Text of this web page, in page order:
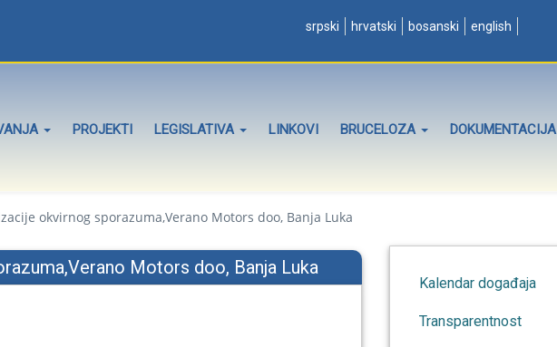
srpski hrvatski bosanski english
PROJEKTI LEGISLATIVA LINKOVI BRUCELOZA DOKUMENTACIJA
okvirnog sporazuma,Verano Motors doo, Banja Luka
Motors doo, Banja Luka
Kalendar događaja
Transparentnost